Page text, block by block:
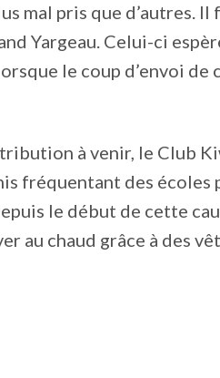
mal pris que d’autres.
Yargeau. Celui-ci
le coup d’envoi
à venir, le Club
fréquentant des écoles
le début de cette
au chaud grâce à des